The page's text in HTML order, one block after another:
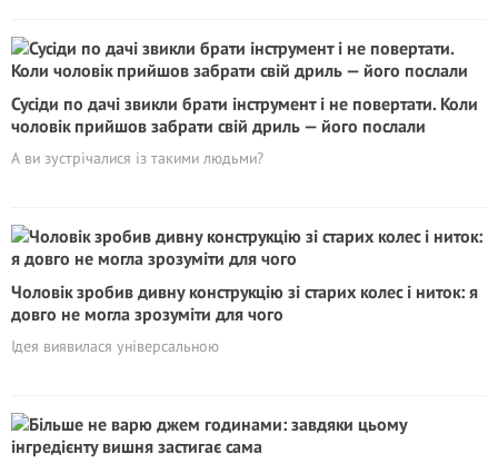
Сусіди по дачі звикли брати інструмент і не повертати. Коли
чоловік прийшов забрати свій дриль — його послали
А ви зустрічалися із такими людьми?
Чоловік зробив дивну конструкцію зі старих колес і ниток: я
довго не могла зрозуміти для чого
Iдея виявилася універсальною